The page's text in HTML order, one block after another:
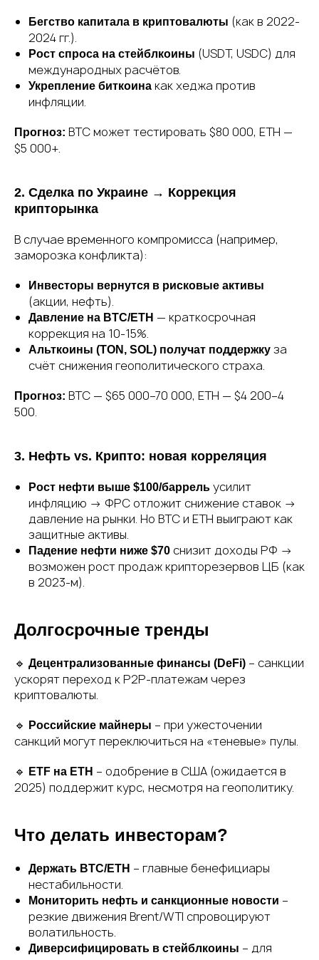
Бегство капитала в криптовалюты (как в 2022-
2024 гг.).
Рост спроса на стейблкоины (USDT, USDC) для
международных расчётов.
Укрепление биткоина как хеджа против
инфляции.
Прогноз: BTC может тестировать $80 000, ETH —
$5 000+.
2. Сделка по Украине → Коррекция
крипторынка
В случае временного компромисса (например,
заморозка конфликта):
Инвесторы вернутся в рисковые активы
(акции, нефть).
Давление на BTC/ETH — краткосрочная
коррекция на 10-15%.
Альткоины (TON, SOL) получат поддержку за
счёт снижения геополитического страха.
Прогноз: BTC — $65 000–70 000, ETH — $4 200–4
500.
3. Нефть vs. Крипто: новая корреляция
Рост нефти выше $100/баррель усилит
инфляцию → ФРС отложит снижение ставок →
давление на рынки. Но BTC и ETH выиграют как
защитные активы.
Падение нефти ниже $70 снизит доходы РФ →
возможен рост продаж крипторезервов ЦБ (как
в 2023-м).
Долгосрочные тренды
🔹 Децентрализованные финансы (DeFi) – санкции
ускорят переход к P2P-платежам через
криптовалюты.
🔹
Российские майнеры – при ужесточении
санкций могут переключиться на «теневые» пулы.
🔹
ETF на ETH – одобрение в США (ожидается в
2025) поддержит курс, несмотря на геополитику.
Что делать инвесторам?
Держать BTC/ETH – главные бенефициары
нестабильности.
Мониторить нефть и санкционные новости –
резкие движения Brent/WTI спровоцируют
волатильность.
Диверсифицировать в стейблкоины – для